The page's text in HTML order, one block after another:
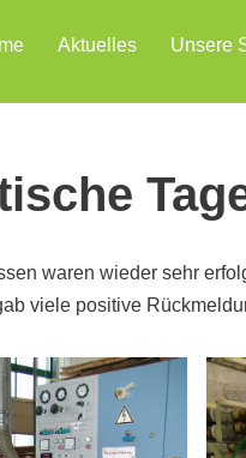
Aktuelles Unsere
waren wieder sehr
viele positive